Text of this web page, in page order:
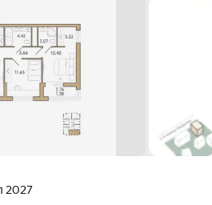
2027